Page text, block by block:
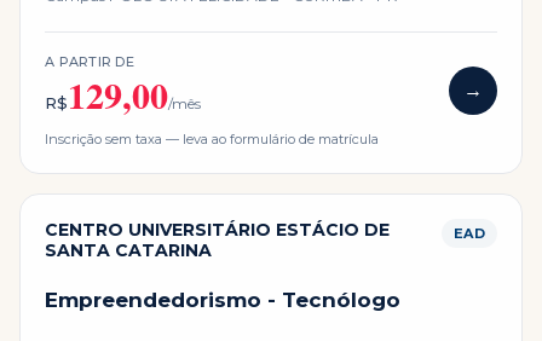
A PARTIR DE
R$129,00/mês
→
Inscrição sem taxa — leva ao formulário de matrícula
CENTRO UNIVERSITÁRIO ESTÁCIO DE
SANTA CATARINA
EAD
Empreendedorismo - Tecnólogo